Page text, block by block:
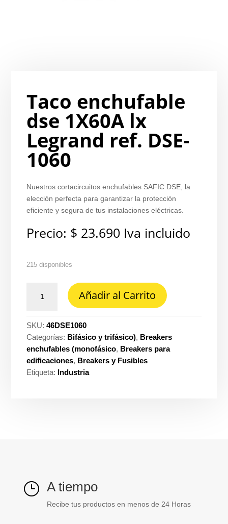
Taco enchufable
dse 1X60A lx
Legrand ref. DSE-
1060
Nuestros cortacircuitos enchufables SAFIC DSE, la
elección perfecta para garantizar la protección
eficiente y segura de tus instalaciones eléctricas.
Precio: $ 23.690 Iva incluido
215 disponibles
enchufable
1X60A
lx
Legrand
ref.
DSE-
Añadir al Carrito
SKU:46DSE1060
Categorías: Bifásico y trifásico), Breakers
enchufables (monofásico, Breakers para
edificaciones, Breakers y Fusibles
Etiqueta: Industria
} A tiempo
Recibe tus productos en menos de 24 Horas